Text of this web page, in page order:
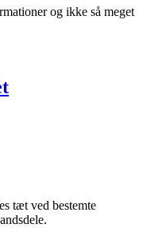
og ikke så meget
tæt ved bestemte